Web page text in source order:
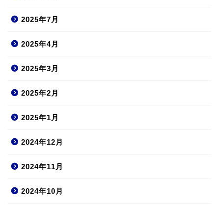
2025年7月
2025年4月
2025年3月
2025年2月
2025年1月
2024年12月
2024年11月
2024年10月